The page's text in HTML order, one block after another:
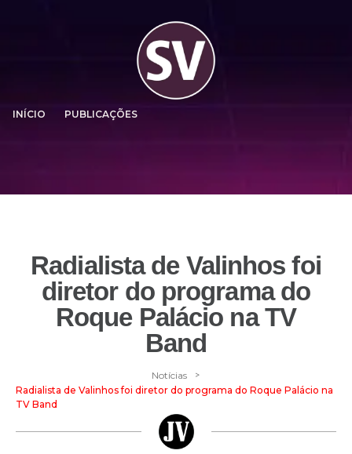
INÍCIO PUBLICAÇÕES
Radialista de Valinhos foi
diretor do programa do
Roque Palácio na TV
Band
Notícias >
Radialista de Valinhos foi diretor do programa do Roque Palácio na
TV Band